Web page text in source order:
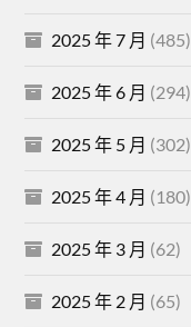
2025 年 7 月 (485)
2025 年 6 月 (294)
2025 年 5 月 (302)
2025 年 4 月 (180)
2025 年 3 月 (62)
2025 年 2 月 (65)